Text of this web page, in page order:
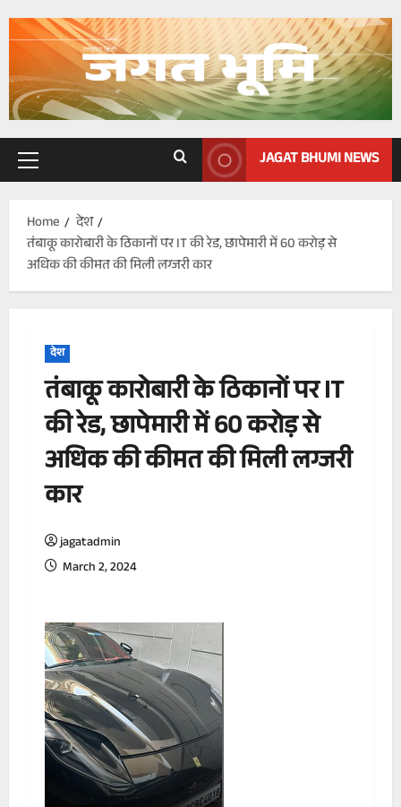
Primary
JAGAT BHUMI NEWS
Home
देश
तंबाकू कारोबारी के ठिकानों पर IT की रेड, छापेमारी में 60 करोड़ से
अधिक की कीमत की मिली लग्जरी कार
देश
तंबाकू कारोबारी के ठिकानों पर IT
की रेड, छापेमारी में 60 करोड़ से
अधिक की कीमत की मिली लग्जरी
कार
jagatadmin
March 2, 2024